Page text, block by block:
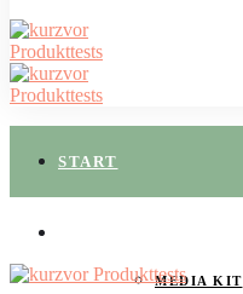
START
MEDIA KIT